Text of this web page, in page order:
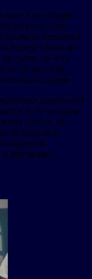
Александра
свои
провели проверку,
на прием в мою же
сайте, то есть
не ко мне или
лицам».
документы
и не указаны
палата, ни
не наделяли
призывает